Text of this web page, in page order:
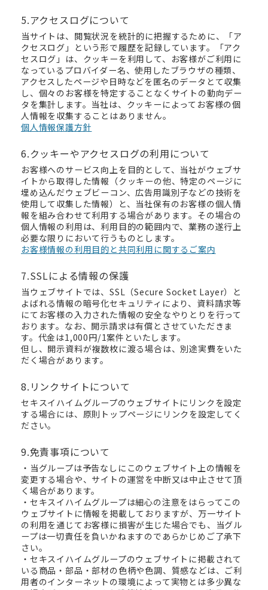
5.アクセスログについて
当サイトは、閲覧状況を統計的に把握するために、「ア
クセスログ」という形で履歴を記録しています。「アク
セスログ」は、クッキーを利用して、お客様がご利用に
なっているプロバイダー名、使用したブラウザの種類、
アクセスしたページや日時などを匿名のデータとて収集
し、個々のお客様を特定することなくサイトの動向デー
タを集計します。当社は、クッキーによってお客様の個
人情報を収集することはありません。
個人情報保護方針
6.クッキーやアクセスログの利用について
お客様へのサービス向上を目的として、当社がウェブサ
イトから取得した情報（クッキーの他、特定のページに
埋め込んだウェブビーコン、広告用識別子などの技術を
使用して収集した情報）と、当社保有のお客様の個人情
報を組み合わせて利用する場合があります。その場合の
個人情報の利用は、利用目的の範囲内で、業務の遂行上
必要な限りにおいて行うものとします。
お客様情報の利用目的と共同利用に関するご案内
7.SSLによる情報の保護
当ウェブサイトでは、SSL（Secure Socket Layer）と
よばれる情報の暗号化セキュリティにより、資料請求等
にてお客様の入力された情報の安全なやりとりを行って
おります。なお、開示請求は有償とさせていただきま
す。代金は1,000円/1案件といたします。
但し、開示資料が複数枚に渡る場合は、別途実費をいた
だく場合があります。
8.リンクサイトについて
セキスイハイムグループのウェブサイトにリンクを設定
する場合には、原則トップページにリンクを設定してく
ださい。
9.免責事項について
・当グループは予告なしにこのウェブサイト上の情報を
変更する場合や、サイトの運営を中断又は中止させて頂
く場合があります。
・セキスイハイムグループは細心の注意をはらってこの
ウェブサイトに情報を掲載しておりますが、万一サイト
の利用を通じてお客様に損害が生じた場合でも、当グル
ープは一切責任を負いかねますのであらかじめご了承下
さい。
・セキスイハイムグループのウェブサイトに掲載されて
いる商品・部品・部材の色柄や色調、質感などは、ご利
用者のインターネットの環境によって実物とは多少異な